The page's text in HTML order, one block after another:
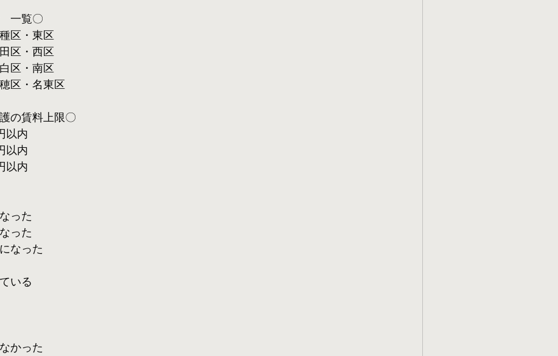
一覧〇
区・東区
区・西区
区・南区
区・名東区
の賃料上限〇
以内
以内
以内
った
った
なった
いる
かった